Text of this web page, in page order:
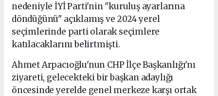
nedeniyle İYİ Parti'nin "kuruluş ayarlarına
döndüğünü" açıklamış ve 2024 yerel
seçimlerinde parti olarak seçimlere
katılacaklarını belirtmişti.
Ahmet Arpacıoğlu'nun CHP İlçe Başkanlığı'nı
ziyareti, gelecekteki bir başkan adaylığı
öncesinde yerelde genel merkeze karşı ortak